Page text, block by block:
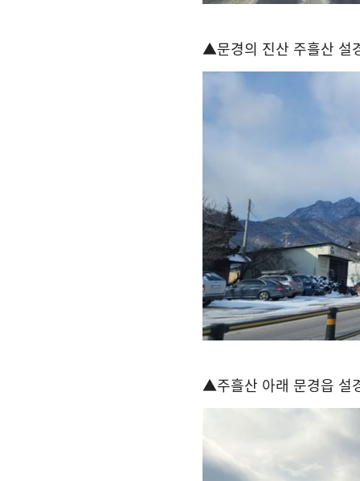
▲문경의 진산 주흘산 설
▲주흘산 아래 문경읍 설